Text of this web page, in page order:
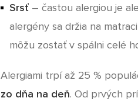
Srsť – častou alergiou je
alergény sa držia na
môžu zostať v spálni celé
Alergiami trpí až 25 %
zo dňa na deň. Od prvých